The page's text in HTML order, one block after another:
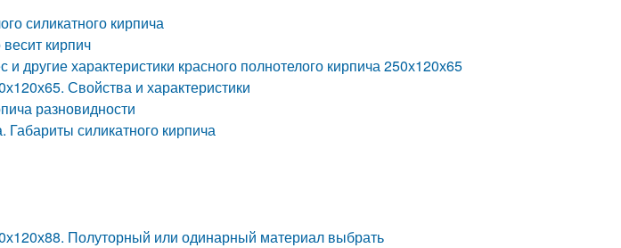
силикатного кирпича
кирпич
другие характеристики красного полнотелого кирпича 250х120х65
Свойства и характеристики
разновидности
Габариты силикатного кирпича
Полуторный или одинарный материал выбрать